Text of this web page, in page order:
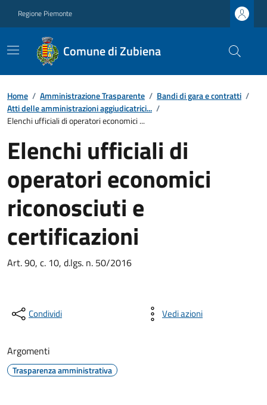
Regione Piemonte
Comune di Zubiena
Home / Amministrazione Trasparente / Bandi di gara e contratti /
Atti delle amministrazioni aggiudicatrici... /
Elenchi ufficiali di operatori economici ...
Elenchi ufficiali di
operatori economici
riconosciuti e
certificazioni
Art. 90, c. 10, d.lgs. n. 50/2016
Condividi Vedi azioni
Argomenti
Trasparenza amministrativa